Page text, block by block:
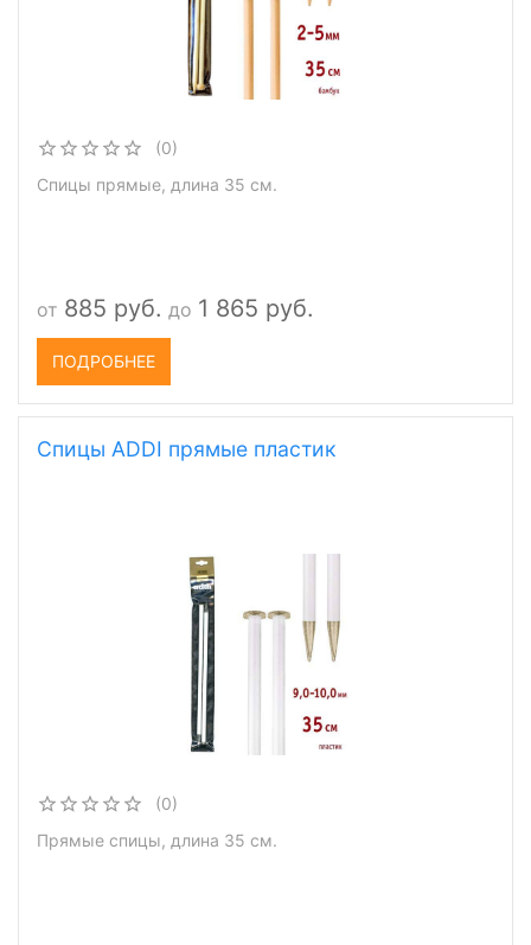
(0)
Спицы прямые, длина 35 см.
от 885 руб. до 1 865 руб.
ПОДРОБНЕЕ
Спицы ADDI прямые пластик
(0)
Прямые спицы, длина 35 см.